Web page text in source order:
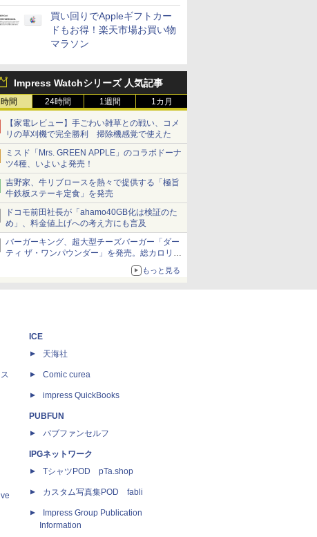
買い回りでAppleギフトカー
ドもお得！楽天市場お買い物
マラソン
Impress Watchシリーズ 人気記事
間 24時間 1週間 1カ月
【家電レビュー】手ごわい雑草との戦い、コメ
リの草刈機で完全勝利 掃除機感覚で使えた
ミスド「Mrs. GREEN APPLE」のコラボドーナ
ツ4種、いよいよ発売！
吉野家、牛リブロースを熱々で提供する「極旨
牛鉄板ステーキ定食」を発売
ドコモ前田社長が「ahamo40GB化は検証のた
め」、料金値上げへの考え方にも言及
バーガーキング、超大型チーズバーガー「ダー
ティ ザ・ワンパウンダー」を発売。総カロリー
もっと見る
ICE
天海社
Comic curea
impress QuickBooks
PUBFUN
パブファンセルフ
IPGネットワーク
TシャツPOD pTa.shop
カスタム写真集POD fabli
Impress Group Publication
Information